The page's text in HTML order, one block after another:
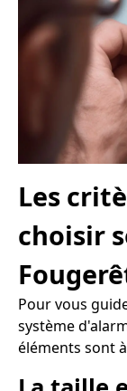
Les
choisir
Pour vous
système
éléments sont